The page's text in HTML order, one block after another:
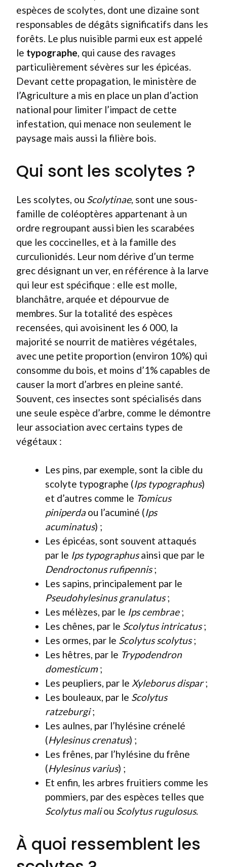
espèces de scolytes, dont une dizaine sont
responsables de dégâts significatifs dans les
forêts. Le plus nuisible parmi eux est appelé
le typographe, qui cause des ravages
particulièrement sévères sur les épicéas.
Devant cette propagation, le ministère de
l’Agriculture a mis en place un plan d’action
national pour limiter l’impact de cette
infestation, qui menace non seulement le
paysage mais aussi la filière bois.
Qui sont les scolytes ?
Les scolytes, ou Scolytinae, sont une sous-
famille de coléoptères appartenant à un
ordre regroupant aussi bien les scarabées
que les coccinelles, et à la famille des
curculionidés. Leur nom dérive d’un terme
grec désignant un ver, en référence à la larve
qui leur est spécifique : elle est molle,
blanchâtre, arquée et dépourvue de
membres. Sur la totalité des espèces
recensées, qui avoisinent les 6 000, la
majorité se nourrit de matières végétales,
avec une petite proportion (environ 10%) qui
consomme du bois, et moins d’1% capables de
causer la mort d’arbres en pleine santé.
Souvent, ces insectes sont spécialisés dans
une seule espèce d’arbre, comme le démontre
leur association avec certains types de
végétaux :
Les pins, par exemple, sont la cible du
scolyte typographe (Ips typographus)
et d’autres comme le Tomicus
piniperdaou l’acuminé (Ips
acuminatus) ;
Les épicéas, sont souvent attaqués
par le Ips typographusainsi que par le
Dendroctonus rufipennis;
Les sapins, principalement par le
Pseudohylesinus granulatus;
Les mélèzes, par le Ips cembrae;
Les chênes, par le Scolytus intricatus;
Les ormes, par le Scolytus scolytus;
Les hêtres, par le Trypodendron
domesticum;
Les peupliers, par le Xyleborus dispar;
Les bouleaux, par le Scolytus
ratzeburgi;
Les aulnes, par l’hylésine crénelé
(Hylesinus crenatus) ;
Les frênes, par l’hylésine du frêne
(Hylesinus varius) ;
Et enfin, les arbres fruitiers comme les
pommiers, par des espèces telles que
Scolytus maliou Scolytus rugulosus.
À quoi ressemblent les